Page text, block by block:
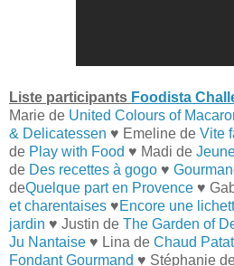
Liste participants Foodista
Marie de United Colours of
& Delicatessen ♥ Emeline de Vite
de Play with Food ♥ Madi de
de Des recettes à gogo ♥
deQuelque part en Provence ♥
et charentaises ♥Encore une
jardin ♥ Justin de The Garden of
Ju Nantaise ♥ Lina de Chaud
Fondant Gourmand ♥ Stéphanie